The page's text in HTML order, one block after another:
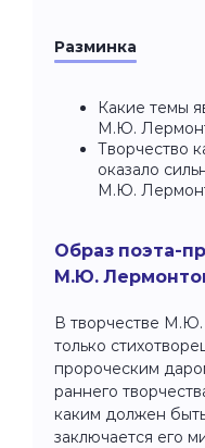
Разминка
Какие темы
М.Ю.
Творчество
оказало
М.Ю.
Образ поэта-
М.Ю.
В творчестве М.Ю.
только
пророческим
раннего
каким должен
заключается его